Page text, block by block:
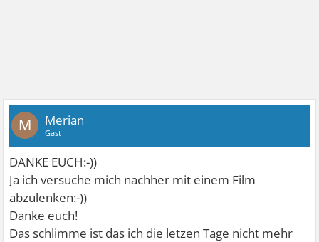
M Merian
Gast
DANKE EUCH:-))
Ja ich versuche mich nachher mit einem Film
abzulenken:-))
Danke euch!
Das schlimme ist das ich die letzen Tage nicht mehr